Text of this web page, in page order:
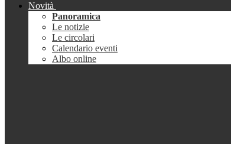
Novità
Panoramica
Le notizie
Le circolari
Calendario eventi
Albo online